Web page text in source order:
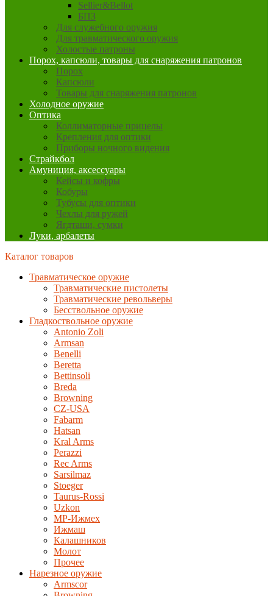
Sellier&Bellot
БПЗ
Для служебного оружия
Для травматического оружия
Холостые патроны
Порох, капсюли, товары для снаряжения патронов
Порох
Капсюли
Товары для снаряжения патронов
Холодное оружие
Оптика
Коллиматорные прицелы
Крепления для оптики
Приборы ночного видения
Страйкбол
Амуниция, аксессуары
Кейсы и кофры
Кобуры
Тубусы для оптики
Чехлы для ружей
Ягдташи, сумки
Луки, арбалеты
Каталог товаров
Травматическое оружие
Травматические пистолеты
Травматические револьверы
Бесствольное оружие
Гладкоствольное оружие
Antonio Zoli
Armsan
Benelli
Beretta
Bettinsoli
Breda
Browning
CZ-USA
Fabarm
Hatsan
Kral Arms
Perazzi
Rec Arms
Sarsilmaz
Stoeger
Taurus-Rossi
Uzkon
MP-Ижмех
Ижмаш
Калашников
Молот
Прочее
Нарезное оружие
Armscor